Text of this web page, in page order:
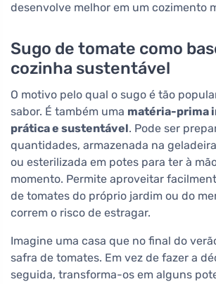
desenvolve melhor em um cozimento
Sugo de tomate como
cozinha sustentável
O motivo pelo qual o sugo é tão
sabor. É também uma matéria-prima
prática e sustentável. Pode ser
quantidades, armazenada na
ou esterilizada em potes para ter à
momento. Permite aproveitar
de tomates do próprio jardim ou do
correm o risco de estragar.
Imagine uma casa que no final do
safra de tomates. Em vez de fazer a
seguida, transforma-os em alguns